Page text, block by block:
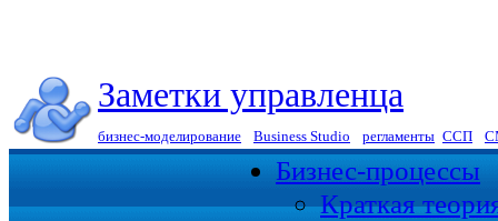
Заметки управленца
бизнес-моделирование Business Studio регламенты ССП
Бизнес-процессы
Краткая